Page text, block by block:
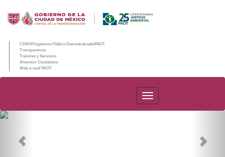
CDMX/Organismo Público Descentralizado/PAOT
Transparencia
Trámites y Servicios
Atención Ciudadana
Web e-mail PAOT
PAOT